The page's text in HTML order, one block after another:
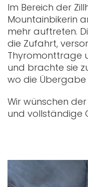
Im Bereich der
Mountainbikerin
mehr auftreten.
die Zufahrt,
Thyromonttrage
und brachte sie
wo die Übergabe
Wir wünschen
und vollständige